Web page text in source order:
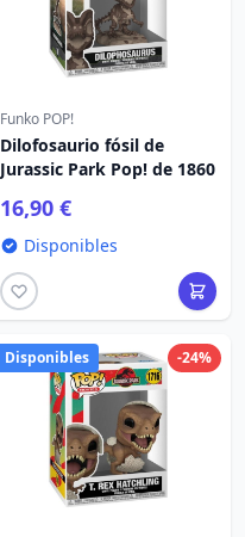
Funko POP!
Dilofosaurio fósil de
Jurassic Park Pop! de 1860
16,90 €
Disponibles
-24%
Disponibles